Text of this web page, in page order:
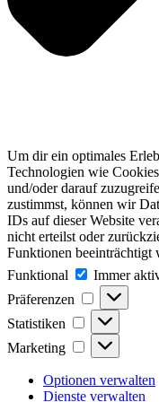
Um dir ein optimales
Technologien wie
und/oder darauf
zustimmst, können wir
IDs auf dieser Website
nicht erteilst oder
Funktionen beeinträchtigt
Funktional
Funktional
Immer
Präferenzen
Präferenzen
Statistiken Statistiken
Marketing Marketing
Optionen verwalten
Dienste verwalten